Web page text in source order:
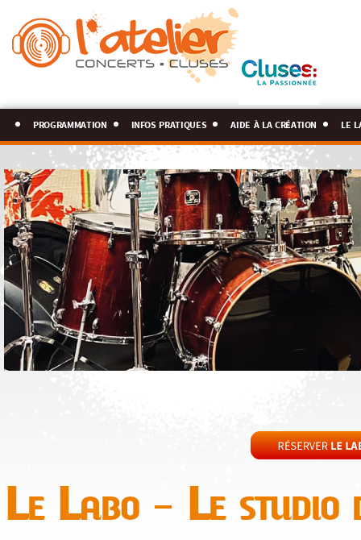
programmation infos pratiques aide à la création le
Le Labo – Le studio